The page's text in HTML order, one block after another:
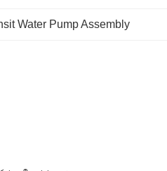
Water Pump Assembly